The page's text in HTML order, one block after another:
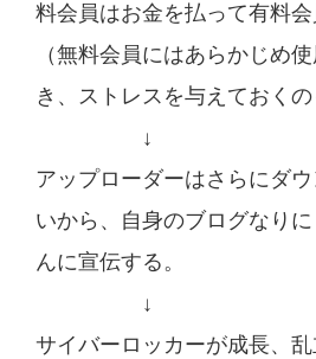
料会員はお金を払って有料会
（無料会員にはあらかじめ
き、ストレスを与えておくの
↓
アップローダーはさらにダ
いから、自身のブログなり
んに宣伝する。
↓
サイバーロッカーが成長、乱